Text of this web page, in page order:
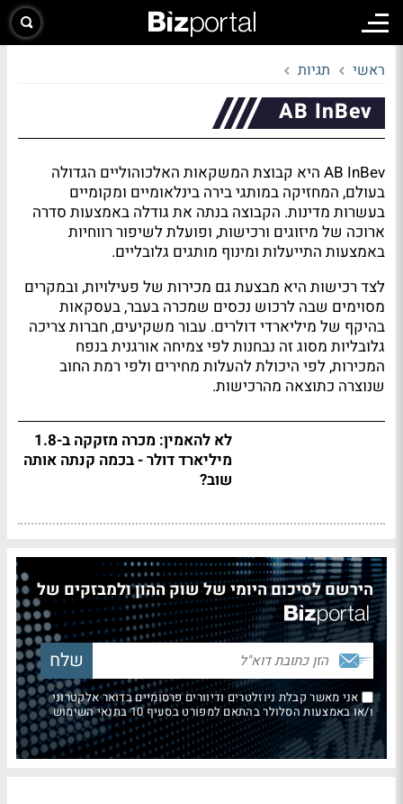
ראשי תגיות
AB InBev
AB InBev היא קבוצת המשקאות האלכוהוליים הגדולה
בעולם, המחזיקה במותגי בירה בינלאומיים ומקומיים
בעשרות מדינות. הקבוצה בנתה את גודלה באמצעות סדרה
ארוכה של מיזוגים ורכישות, ופועלת לשיפור רווחיות
באמצעות התייעלות ומינוף מותגים גלובליים.
לצד רכישות היא מבצעת גם מכירות של פעילויות, ובמקרים
מסוימים שבה לרכוש נכסים שמכרה בעבר, בעסקאות
בהיקף של מיליארדי דולרים. עבור משקיעים, חברות צריכה
גלובליות מסוג זה נבחנות לפי צמיחה אורגנית בנפח
המכירות, לפי היכולת להעלות מחירים ולפי רמת החוב
שנוצרה כתוצאה מהרכישות.
לא להאמין: מכרה מזקקה ב-1.8
מיליארד דולר - בכמה קנתה אותה
שוב?
הירשם לסיכום היומי של שוק ההון ולמבזקים של
אני מאשר קבלת ניוזלטרים ודיוורים פרסומיים בדואר אלקטרוני
ו/או באמצעות הסלולר בהתאם למפורט בסעיף 10 בתנאי השימוש